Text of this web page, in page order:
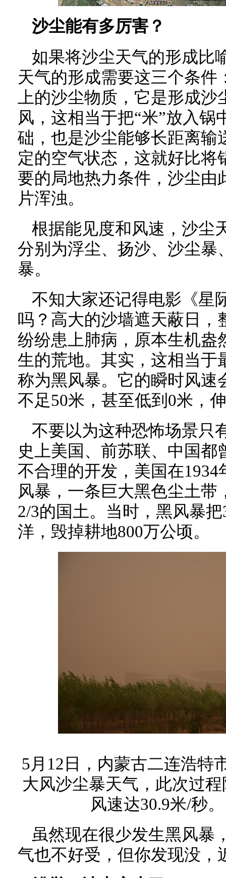
沙尘能有多厉害？
如果将沙尘天气的形成比
天气的形成需要这三个条件
上的沙尘物质，它是形成
风，这相当于把“米”放入
础，也是沙尘能够长距离输
定的空气状态，这就好比将
要的局地热力条件，沙尘由
片浑浊。
根据能见度和风速，沙尘
分别为浮尘、扬沙、沙尘暴
暴。
不知大家还记得电影《星
吗？高大的沙墙遮天蔽日，
纷纷患上肺病，原本生机盎
生的荒地。其实，这相当于
称为黑风暴。它的瞬时风速
不足50米，甚至低到0米，
不要以为这种恐怖场景只
史上美国、前苏联、中国
不合理的开发，美国在
风暴，一条巨大黑色尘土带
2/3的国土。当时，黑风暴
洋，毁掉耕地800万公顷。
5月12日，内蒙古二连浩特
大风沙尘暴天气，此次过
风速达30.9米/秒
虽然现在很少发生黑风暴
气也不好受，但你发现没，